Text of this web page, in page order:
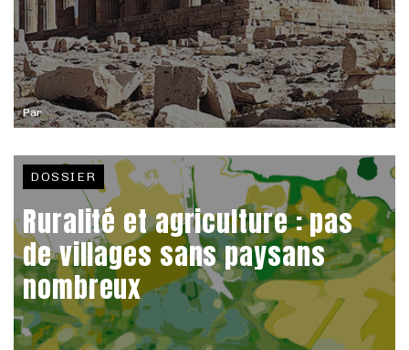
Par
DOSSIER
Ruralité et agriculture : pas
de villages sans paysans
nombreux